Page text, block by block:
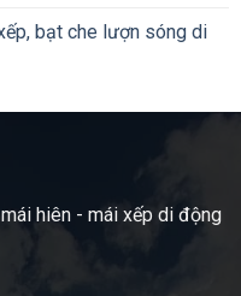
bạt che lượn sóng di
hiên - mái xếp di động